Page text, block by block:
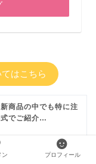
はこちら
商品の中でも特に注
式でご紹介…
ン プロフィール